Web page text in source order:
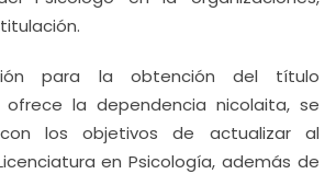
para la obtención del título
ofrece la dependencia nicolaita, se
los objetivos de actualizar al
en Psicología, además de